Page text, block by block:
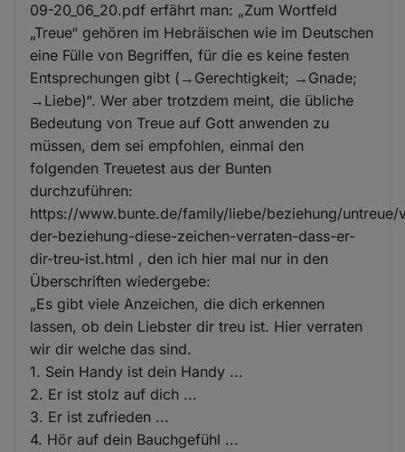
09-20_06_20.pdf erfährt man: „Zum Wortfeld
„Treue“ gehören im Hebräischen wie im Deutschen
eine Fülle von Begriffen, für die es keine festen
Entsprechungen gibt (→Gerechtigkeit; →Gnade;
→Liebe)“. Wer aber trotzdem meint, die übliche
Bedeutung von Treue auf Gott anwenden zu
müssen, dem sei empfohlen, einmal den
folgenden Treuetest aus der Bunten
durchzuführen:
https://www.bunte.de/family/liebe/beziehung/untreue/
der-beziehung-diese-zeichen-verraten-dass-er-
dir-treu-ist.html , den ich hier mal nur in den
Überschriften wiedergebe:
„Es gibt viele Anzeichen, die dich erkennen
lassen, ob dein Liebster dir treu ist. Hier verraten
wir dir welche das sind.
1. Sein Handy ist dein Handy ...
2. Er ist stolz auf dich ...
3. Er ist zufrieden ...
4. Hör auf dein Bauchgefühl ...